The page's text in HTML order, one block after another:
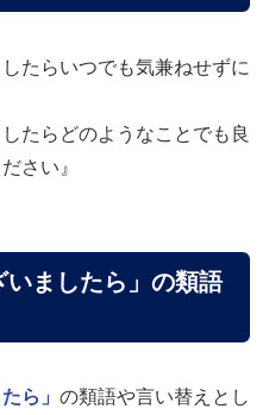
たらいつでも気兼ねせずに
たらどのようなことでも良
さい』
いましたら」の類語
ら」 の類語や言い替えとし